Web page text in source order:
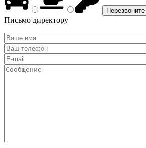
Письмо директору